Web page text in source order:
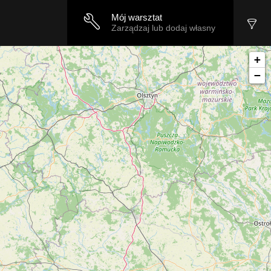
Mój warsztat
Zarządzaj lub dodaj własny
+
−